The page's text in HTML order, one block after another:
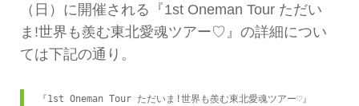
（日）に開催される『1st Oneman Tour ただい
ま!世界も羨む東北愛魂ツアー♡』の詳細につい
ては下記の通り。
『1st Oneman Tour ただいま!世界も羨む東北愛魂ツアー♡』